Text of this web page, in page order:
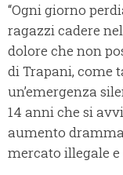
“Ogni giorno
ragazzi cadere
dolore che non
di Trapani, come
un’emergenza
14 anni che si
aumento
mercato illegale